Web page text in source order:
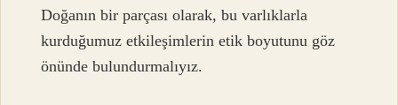
Doğanın bir parçası olarak, bu varlıklarla
kurduğumuz etkileşimlerin etik boyutunu göz
önünde bulundurmalıyız.